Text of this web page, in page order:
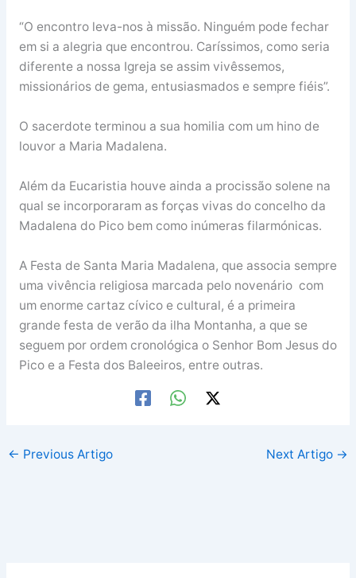
“O encontro leva-nos à missão. Ninguém pode fechar
em si a alegria que encontrou. Caríssimos, como seria
diferente a nossa Igreja se assim vivêssemos,
missionários de gema, entusiasmados e sempre fiéis”.
O sacerdote terminou a sua homilia com um hino de
louvor a Maria Madalena.
Além da Eucaristia houve ainda a procissão solene na
qual se incorporaram as forças vivas do concelho da
Madalena do Pico bem como inúmeras filarmónicas.
A Festa de Santa Maria Madalena, que associa sempre
uma vivência religiosa marcada pelo novenário com
um enorme cartaz cívico e cultural, é a primeira
grande festa de verão da ilha Montanha, a que se
seguem por ordem cronológica o Senhor Bom Jesus do
Pico e a Festa dos Baleeiros, entre outras.
← Previous Artigo Next Artigo →